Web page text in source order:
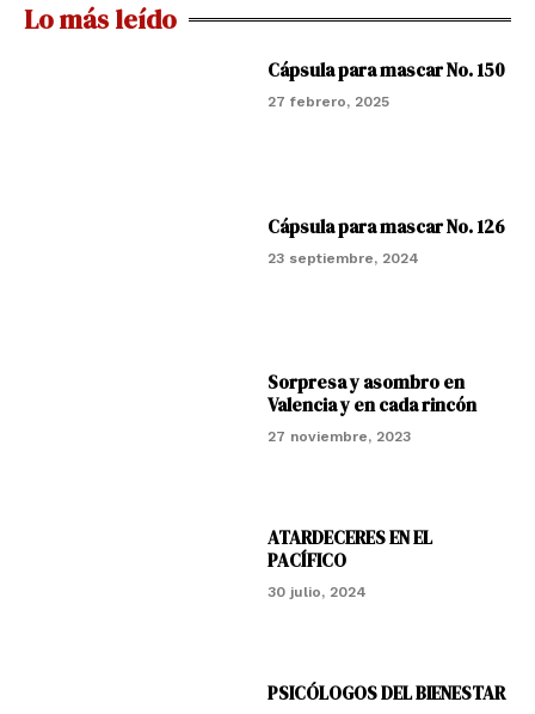
Lo más leído
Cápsula para mascar No. 150
27 febrero, 2025
Cápsula para mascar No. 126
23 septiembre, 2024
Sorpresa y asombro en
Valencia y en cada rincón
27 noviembre, 2023
ATARDECERES EN EL
PACÍFICO
30 julio, 2024
PSICÓLOGOS DEL BIENESTAR